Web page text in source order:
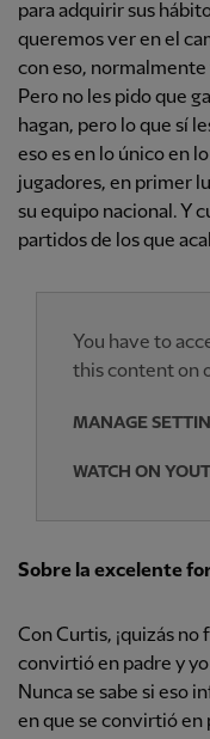
para adquirir sus
queremos ver en el
con eso,
Pero no les pido que
hagan, pero lo que sí
eso es en lo único en
jugadores, en primer
su equipo nacional. Y
partidos de los que
You have to
this content on
MANAGE
WATCH ON
Sobre la excelente
Con Curtis, ¡quizás
convirtió en padre y
Nunca se sabe si eso
en que se convirtió en